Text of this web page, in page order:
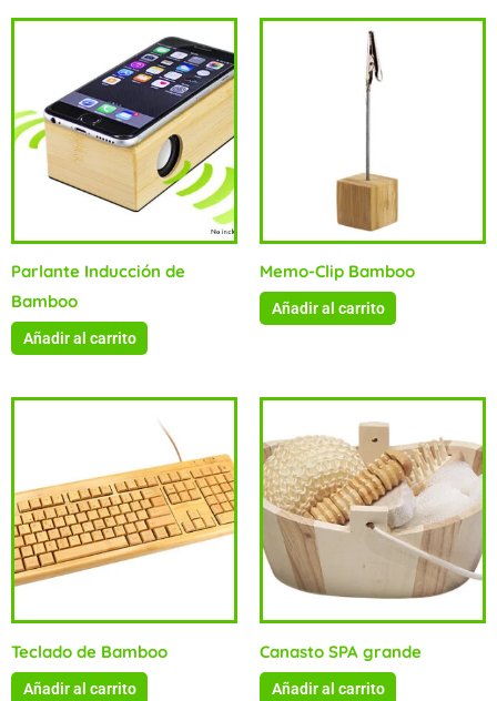
Parlante Inducción de
Bamboo
Añadir al carrito
Memo-Clip Bamboo
Añadir al carrito
Teclado de Bamboo
Añadir al carrito
Canasto SPA grande
Añadir al carrito